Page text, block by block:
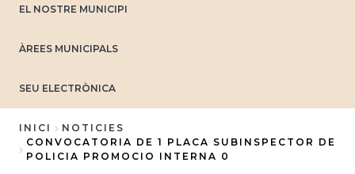
EL NOSTRE MUNICIPI
ÀREES MUNICIPALS
SEU ELECTRÒNICA
Fil
INICI
NOTICIES
CONVOCATORIA DE 1 PLACA SUBINSPECTOR DE
POLICIA PROMOCIO INTERNA 0